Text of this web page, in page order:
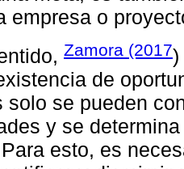
empresa o
Zamora (2017)
de
solo se pueden
y se
esto, es